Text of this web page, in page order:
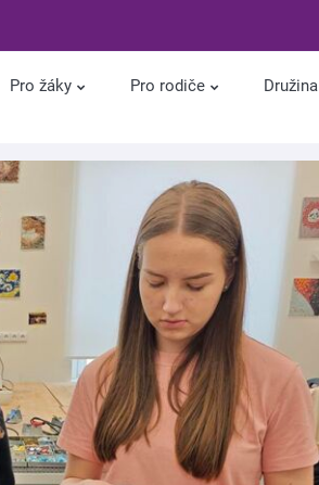
Pro žáky Pro rodiče Družina